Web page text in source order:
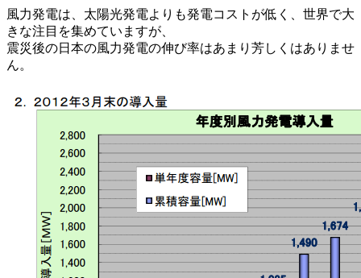
風力発電は、太陽光発電よりも発電コストが低く、世界で大
きな注目を集めていますが、
震災後の日本の風力発電の伸び率はあまり芳しくはありませ
ん。